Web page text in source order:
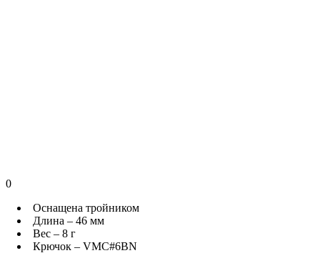
0
Оснащена тройником
Длина – 46 мм
Вес – 8 г
Крючок – VMC#6BN